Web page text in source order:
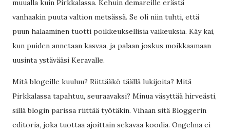
muualla kuin Pirkkalassa. Kehuin demareille erästä
vanhaakin puuta valtion metsässä. Se oli niin tuhti, että
puun halaaminen tuotti poikkeuksellisia vaikeuksia. Käy kai,
kun puiden annetaan kasvaa, ja palaan joskus moikkaamaan
uusinta ystävääsi Keravalle.
Mitä blogeille kuuluu? Riittääkö täällä lukijoita? Mitä
Pirkkalassa tapahtuu, seuraavaksi? Minua väsyttää hirveästi,
sillä blogin parissa riittää työtäkin. Vihaan sitä Bloggerin
editoria, joka tuottaa ajoittain sekavaa koodia. Ongelma ei